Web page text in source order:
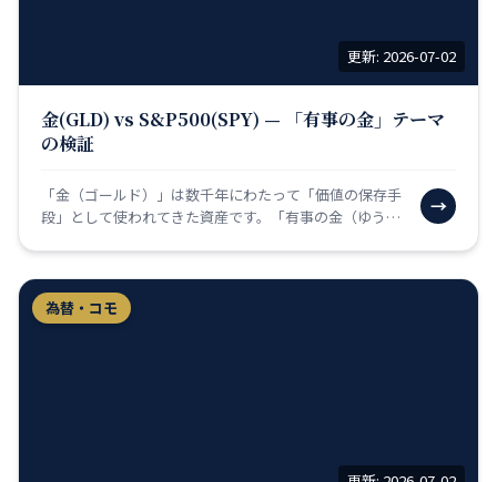
更新: 2026-07-02
金(GLD) vs S&P500(SPY) — 「有事の金」テーマ
の検証
「金（ゴールド）」は数千年にわたって「価値の保存手
段」として使われてきた資産です。「有事の金（ゆうじ
→
為替・コモ